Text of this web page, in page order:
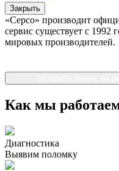
Закрыть
«Серсо» производит
сервис существует с 1992
мировых производителей.
Как мы
Диагностика
Выявим поломку